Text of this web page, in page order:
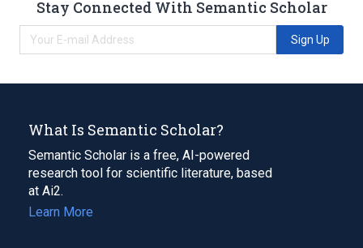
Stay Connected With Semantic Scholar
Sign Up
What Is Semantic Scholar?
Semantic Scholar is a free, AI-powered
research tool for scientific literature, based
at Ai2.
Learn More